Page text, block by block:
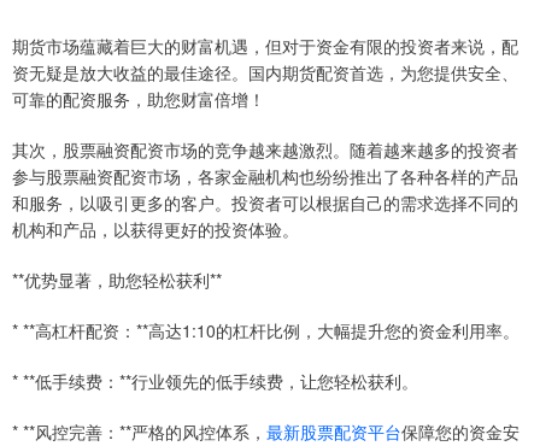
期货市场蕴藏着巨大的财富机遇，但对于资金有限的投资者来说，配
资无疑是放大收益的最佳途径。国内期货配资首选，为您提供安全、
可靠的配资服务，助您财富倍增！
其次，股票融资配资市场的竞争越来越激烈。随着越来越多的投资者
参与股票融资配资市场，各家金融机构也纷纷推出了各种各样的产品
和服务，以吸引更多的客户。投资者可以根据自己的需求选择不同的
机构和产品，以获得更好的投资体验。
**优势显著，助您轻松获利**
* **高杠杆配资：**高达1:10的杠杆比例，大幅提升您的资金利用率。
* **低手续费：**行业领先的低手续费，让您轻松获利。
* **风控完善：**严格的风控体系， 最新股票配资平台保障您的资金安